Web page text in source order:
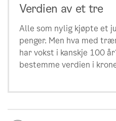
Verdien av et tre
Alle som nylig kjøpte et
penger. Men hva med
har vokst i kanskje 100
bestemme verdien i